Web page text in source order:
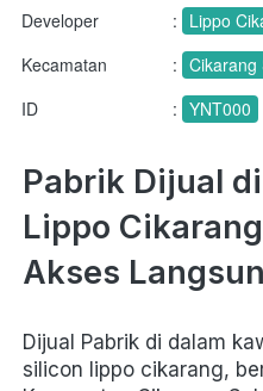
Developer
: Lippo
Kecamatan
: Cikarang
ID
: YNT000
Pabrik Dijual
Lippo
Akses
Dijual Pabrik di dalam
silicon lippo cikarang,